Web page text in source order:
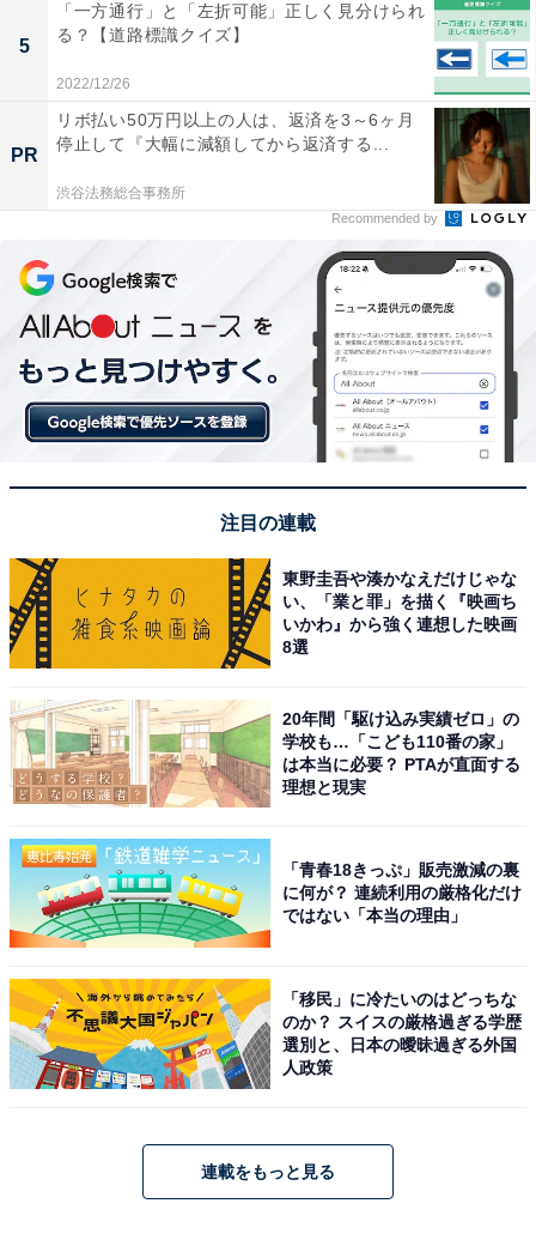
5
「一方通行」と「左折可能」正しく見分けられ
る？【道路標識クイズ】
2022/12/26
PR
リボ払い50万円以上の人は、返済を3～6ヶ月
停止して『大幅に減額してから返済する...
渋谷法務総合事務所
Recommended by
注目の連載
東野圭吾や湊かなえだけじゃな
い、「業と罪」を描く『映画ち
いかわ』から強く連想した映画
8選
20年間「駆け込み実績ゼロ」の
学校も…「こども110番の家」
は本当に必要？ PTAが直面する
理想と現実
「青春18きっぷ」販売激減の裏
に何が？ 連続利用の厳格化だけ
ではない「本当の理由」
「移民」に冷たいのはどっちな
のか？ スイスの厳格過ぎる学歴
選別と、日本の曖昧過ぎる外国
人政策
連載をもっと見る